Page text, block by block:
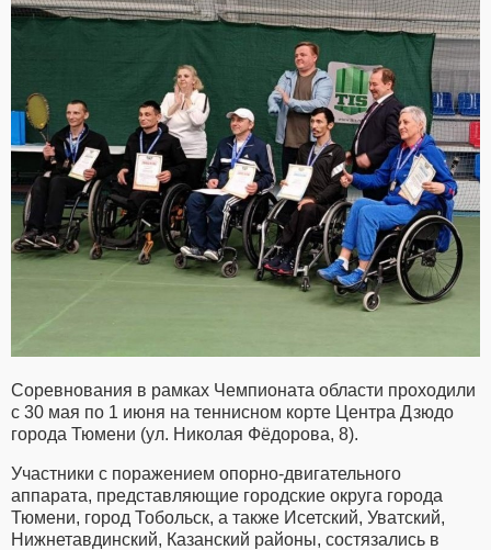
Соревнования в рамках Чемпионата области проходили
с 30 мая по 1 июня на теннисном корте Центра Дзюдо
города Тюмени (ул. Николая Фёдорова, 8).
Участники с поражением опорно-двигательного
аппарата, представляющие городские округа города
Тюмени, город Тобольск, а также Исетский, Уватский,
Нижнетавдинский, Казанский районы, состязались в